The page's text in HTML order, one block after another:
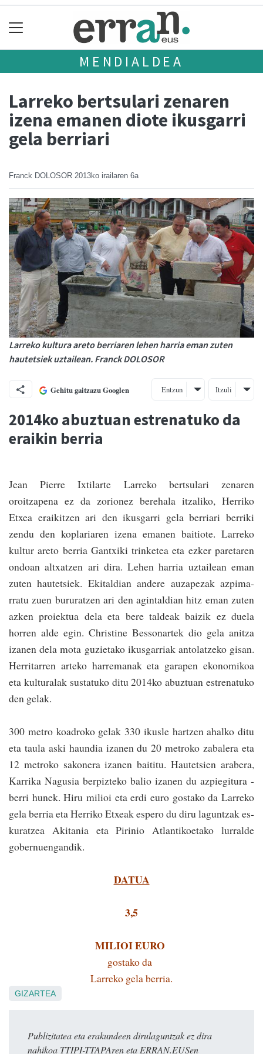
MENDIALDEA
Larreko bertsulari zenaren
izena emanen diote ikusgarri
gela berriari
Franck DOLOSOR 2013ko irailaren 6a
Larreko kultura areto berriaren lehen harria eman zuten
hautetsiek uztailean. Franck DOLOSOR
Gehitu gaitzazu Googlen Entzun Itzuli
2014ko abuztuan estrenatuko da
eraikin berria
Jean Pierre Ixtilarte Larreko bertsulari zenaren
oroitzapena ez da zorionez berehala itzaliko, Herriko
Etxea eraikitzen ari den ikusgarri gela berriari berriki
zendu den koplariaren izena emanen baitiote. La­rreko
kultur areto berria Gantxiki trinketea eta ezker paretaren
ondoan altxatzen ari dira. Lehen harria uztailean eman
zuten hautetsiek. Ekitaldian andere auzapezak azpi­ma­­
rratu zuen burura­tzen ari den agintaldian hitz eman zuten
azken proiektua dela eta bere taldeak baizik ez duela
horren alde egin. Christine Bessonartek dio gela ani­tza
izanen dela mota guzietako ikusga­rriak antolatzeko gisan.
Herritarren arteko harre­manak eta garapen ekonomikoa
eta kulturalak sustatuko ditu 2014ko abuztuan estrenatuko
den gelak.
300 metro koadroko gelak 330 ikusle har­tzen ahalko ditu
eta taula aski haundia izanen du 20 metroko zabalera eta
12 metroko sakonera izanen baititu. Hautetsien arabera,
Karrika Nagusia berpizteko balio izanen du azpiegitura ­­
be­rri hunek. Hiru milioi eta erdi euro gostako da Larreko
gela berria eta Herriko Etxeak espero du diru laguntzak es­
kuratzea Akitania eta ­Pirinio Atlantikoetako ­lu­rral­­de
gobernuen­gandik.
DATUA
3,5
MILIOI EURO
gostako da
Larreko gela berria.
GIZARTEA
Publizitatea eta erakundeen dirulaguntzak ez dira
nahikoa TTIPI-TTAPAren eta ERRAN.EUSen